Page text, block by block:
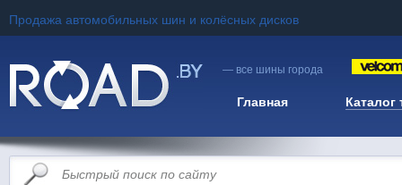
Продажа автомобильных шин и колёсных дисков
— все шины города
Главная Каталог